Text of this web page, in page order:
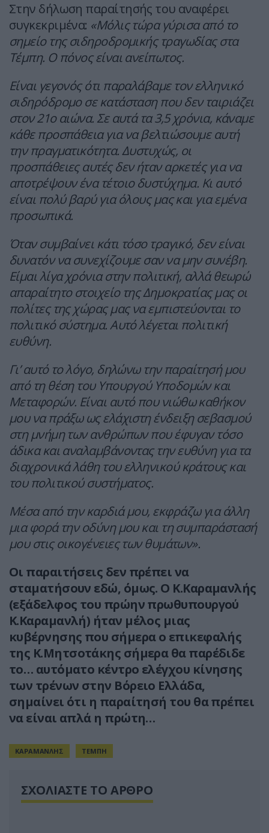
Στην δήλωση παραίτησής του αναφέρει
συγκεκριμένα: «Μόλις τώρα γύρισα από το
σημείο της σιδηροδρομικής τραγωδίας στα
Τέμπη. Ο πόνος είναι ανείπωτος.
Είναι γεγονός ότι παραλάβαμε τον ελληνικό
σιδηρόδρομο σε κατάσταση που δεν ταιριάζει
στον 21ο αιώνα. Σε αυτά τα 3,5 χρόνια, κάναμε
κάθε προσπάθεια για να βελτιώσουμε αυτή
την πραγματικότητα. Δυστυχώς, οι
προσπάθειες αυτές δεν ήταν αρκετές για να
αποτρέψουν ένα τέτοιο δυστύχημα. Κι αυτό
είναι πολύ βαρύ για όλους μας και για εμένα
προσωπικά.
Όταν συμβαίνει κάτι τόσο τραγικό, δεν είναι
δυνατόν να συνεχίζουμε σαν να μην συνέβη.
Είμαι λίγα χρόνια στην πολιτική, αλλά θεωρώ
απαραίτητο στοιχείο της Δημοκρατίας μας οι
πολίτες της χώρας μας να εμπιστεύονται το
πολιτικό σύστημα. Αυτό λέγεται πολιτική
ευθύνη.
Γι’ αυτό το λόγο, δηλώνω την παραίτησή μου
από τη θέση του Υπουργού Υποδομών και
Μεταφορών. Είναι αυτό που νιώθω καθήκον
μου να πράξω ως ελάχιστη ένδειξη σεβασμού
στη μνήμη των ανθρώπων που έφυγαν τόσο
άδικα και αναλαμβάνοντας την ευθύνη για τα
διαχρονικά λάθη του ελληνικού κράτους και
του πολιτικού συστήματος.
Μέσα από την καρδιά μου, εκφράζω για άλλη
μια φορά την οδύνη μου και τη συμπαράστασή
μου στις οικογένειες των θυμάτων».
Oι παραιτήσεις δεν πρέπει να
σταματήσουν εδώ, όμως. Ο Κ.Καραμανλής
(εξάδελφος του πρώην πρωθυπουργού
Κ.Καραμανλή) ήταν μέλος μιας
κυβέρνησης που σήμερα ο επικεφαλής
της Κ.Μητσοτάκης σήμερα θα παρέδιδε
το… αυτόματο κέντρο ελέγχου κίνησης
των τρένων στην Βόρειο Ελλάδα,
σημαίνει ότι η παραίτησή του θα πρέπει
να είναι απλά η πρώτη…
ΚΑΡΑΜΑΝΛΗΣ ΤΕΜΠΗ
ΣΧΟΛΙΑΣΤΕ ΤΟ ΑΡΘΡΟ